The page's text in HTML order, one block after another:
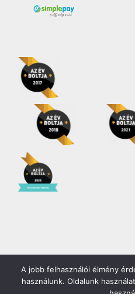
Copyright 2026 | Minden jog
A jobb felhasználói élmény
használunk. Oldalunk